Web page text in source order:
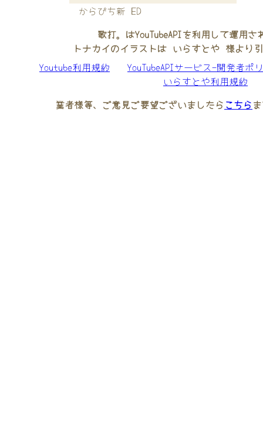
からぴち新 ED
歌打。はYouTubeAPIを利用して運用さ
トナカイのイラストは いらすとや 様より
Youtube利用規約
YouTubeAPIサービス-開発者ポ
いらすとや利用規約
業者様等、ご意見ご要望ございましたら こちら